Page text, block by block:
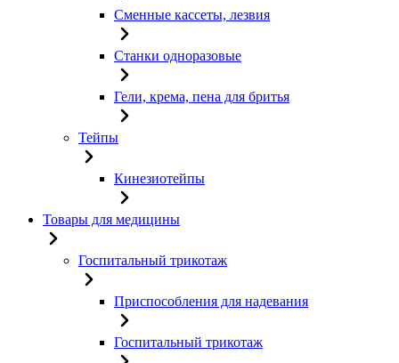
Сменные кассеты, лезвия
Станки одноразовые
Гели, крема, пена для бритья
Тейпы
Кинезиотейпы
Товары для медицины
Госпитальный трикотаж
Приспособления для надевания
Госпитальный трикотаж